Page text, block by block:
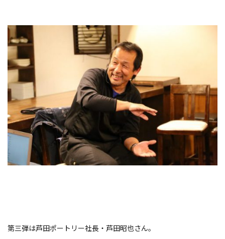
第三弾は芦田ポートリー社長・芦田昭也さん。